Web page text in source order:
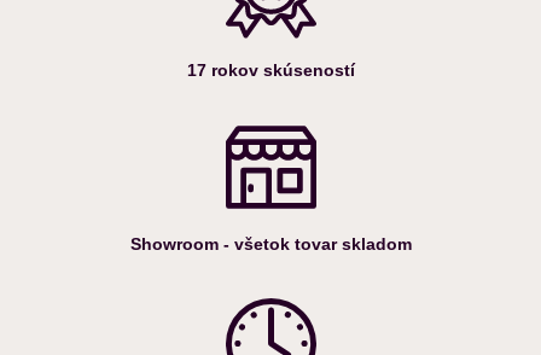
17 rokov skúseností
Showroom - všetok tovar skladom